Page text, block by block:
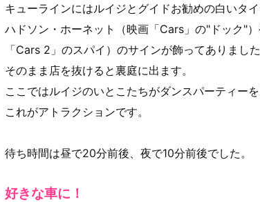
キューラインにはルイジとグイドお勧めの白いタ
ハドソン・ホーネット（映画「Cars」の"ドック"
「Cars 2」のスパイ）のサインが飾ってありました
そのまま店を抜けると裏庭に出ます。
ここではルイジのいとこたちがダンスパーティーを
これがアトラクションです。
待ち時間は昼で20分前後、夜で10分前後でした。
好きな車に！